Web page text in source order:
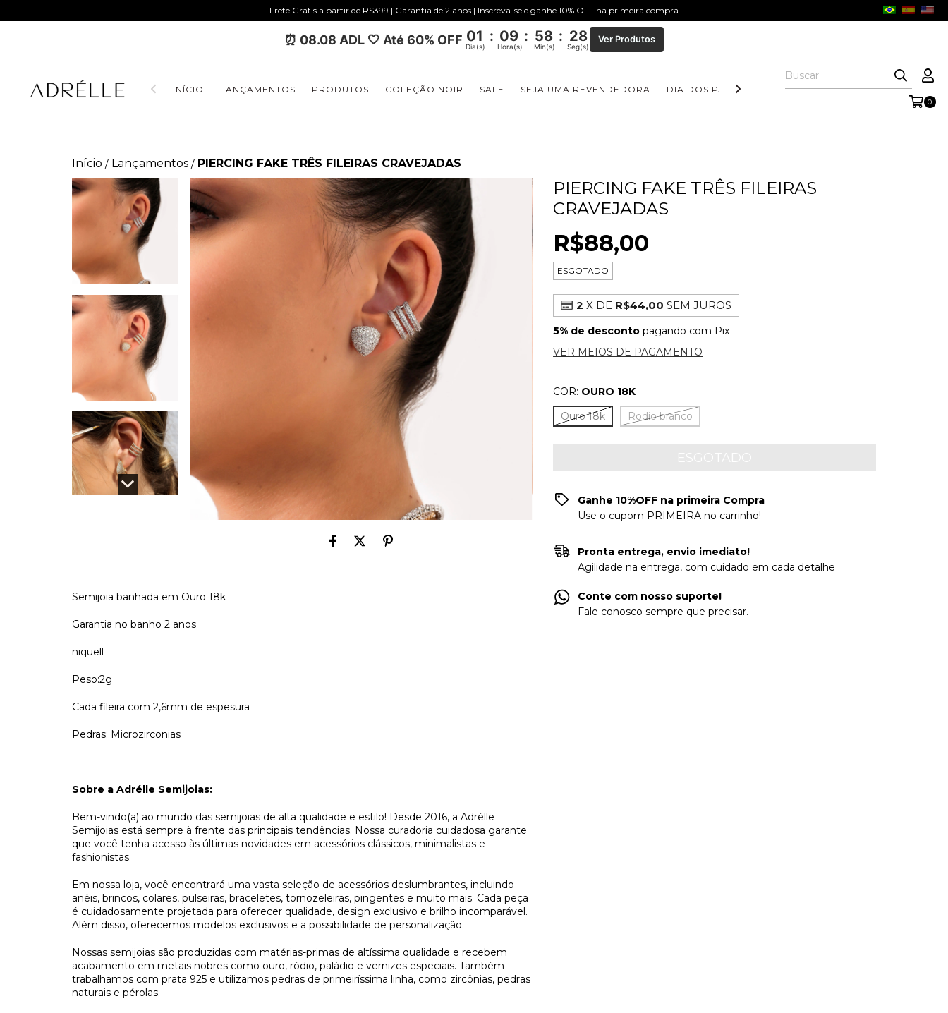
Frete Grátis a partir de R$399 | Garantia de 2 anos | Inscreva-se e ganhe 10% OFF na primeira compra
⏰ 08.08 ADL 🤍 Até 60% OFF 01 : 09 : 58 : 27
Dia(s) Hora(s) Min(s) Seg(s)
Ver Produtos
INÍCIO LANÇAMENTOS PRODUTOS COLEÇÃO NOIR SALE SEJA UMA REVENDEDORA DIA DOS PAIS COLEÇÃO AURORA COLEÇÃO FORM
0
Início / Lançamentos / PIERCING FAKE TRÊS FILEIRAS CRAVEJADAS
Semijoia banhada em Ouro 18k
Garantia no banho 2 anos
niquell
Peso:2g
Cada fileira com 2,6mm de espesura
Pedras: Microzirconias
Sobre a Adrélle Semijoias:
Bem-vindo(a) ao mundo das semijoias de alta qualidade e estilo! Desde 2016, a Adrélle
Semijoias está sempre à frente das principais tendências. Nossa curadoria cuidadosa garante
que você tenha acesso às últimas novidades em acessórios clássicos, minimalistas e
fashionistas.
Em nossa loja, você encontrará uma vasta seleção de acessórios deslumbrantes, incluindo
anéis, brincos, colares, pulseiras, braceletes, tornozeleiras, pingentes e muito mais. Cada peça
é cuidadosamente projetada para oferecer qualidade, design exclusivo e brilho incomparável.
Além disso, oferecemos modelos exclusivos e a possibilidade de personalização.
Nossas semijoias são produzidas com matérias-primas de altíssima qualidade e recebem
acabamento em metais nobres como ouro, ródio, paládio e vernizes especiais. Também
trabalhamos com prata 925 e utilizamos pedras de primeiríssima linha, como zircônias, pedras
naturais e pérolas.
PIERCING FAKE TRÊS FILEIRAS
CRAVEJADAS
R$88,00
ESGOTADO
2 X DE R$44,00 SEM JUROS
5% de desconto pagando com Pix
VER MEIOS DE PAGAMENTO
COR: OURO 18K
Ouro 18k
Rodio branco
Ganhe 10%OFF na primeira Compra
Use o cupom PRIMEIRA no carrinho!
Pronta entrega, envio imediato!
Agilidade na entrega, com cuidado em cada detalhe
Conte com nosso suporte!
Fale conosco sempre que precisar.